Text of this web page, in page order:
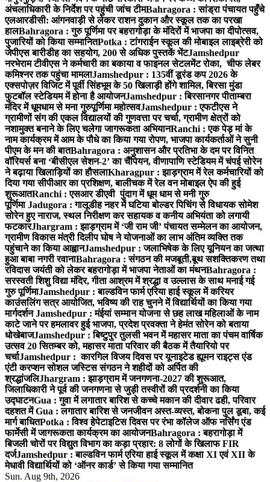
अंचलाधिकारी के निर्देश पर पहुंची जांच टीमBahragora : सांड्रा पंचायत पहुँचे
एलआरडीसी: आंगनवाड़ी से लेकर राशन दुकान और स्कूल तक का परखा
हालBahragora : गुरु पूर्णिमा पर बहरागोड़ा के मंदिरों में भाजपा का दीपोत्सव,
पुजारियों को किया सम्मानितPotka : टांगराईन स्कूल की मोबाइल लाइब्रेरी को
जेपीएस बारीडीह का सहयोग, 200 से अधिक पुस्तकें भेंटJamshedpur
नरभेराम टीवीएस ने कर्मचारी का बकाया व फाइनल सेटलमेंट रोका, चीफ लेबर
कमिश्नर तक पहुंचा मामलाJamshedpur : 135वीं डूरंड कप 2026 के
एक्सपोज़र विजिट में पूर्वी सिंहभूम के 50 खिलाड़ी होंगे शामिल, बिरसा मुंडा
फुटबॉल स्टेडियम में होना है आयोजनJamshedpur : बिरसानगर पीताम्बरा
मंदिर में धूमधाम से मना गुरुपूर्णिमा महोत्सवJamshedpur : एफटीएस ने
ग्रामीणों संग की एकल विद्यालयों की गुणवत्ता पर चर्चा, ग्रामीण क्षेत्रों को
नशामुक्त बनाने के लिए चलेगा जागरूकता अभियानRanchi : एक पेड़ मां के
नाम कार्यक्रम में आम के पौधे का किया गया रोपण, भाजपा कार्यकर्ताओं ने सुनी
पीएम के मन की बातBahragora : अनुशासन और प्रतिभा के दम पर विनित
वॉरियर्स बना ‘बीसीएल सेशन-2’ का चैंपियन, वीणापाणि स्टेडियम में चंपई सोरेन
ने बढ़ाया खिलाड़ियों का हौसलाKharagpur : झाड़ग्राम में रेल कर्मचारियों को
दिया गया सीपीआर का प्रशिक्षण, बालीचक में रेल वन मोबाइल ऐप की हुई
शुरूआतRanchi : एसआर डीएवी पुंदाग में धूम धाम से मनी गुरु
पूर्णिमाJadugora : गालूडीह नहर में घटिया बोल्डर पिचिंग से विधायक सोमेश
सोरेन हुए नाराज, स्थल निरीक्षण कर सहायक व कनीय अभियंता को लगायी
फटकारJhargram : झाड़ग्राम में ‘जी राम जी’ पंचायत सम्मेलन का आयोजन,
ग्रामीण विकास मंत्री दिलीप घोष ने योजनाओं का लाभ अंतिम व्यक्ति तक
पहुंचाने का किया आह्वानJamshedpur : जलाभिषेक के लिए यूनियन का जत्था
हुआ बाबा नगरी रवानाBahragora : संगठन की मजबूती,बूथ सशक्तिकरण तथा
रविदास जयंती को लेकर बहरागोड़ा में भाजपा नेताओं का मंथनBahragora :
सरस्वती शिशु विद्या मंदिर, गीता आश्रम में श्रद्धा व उल्लास के साथ मनाई गई
गुरु पूर्णिमाJamshedpur : बाल्डविन फार्म एरिया हाई स्कूल में करियर
काउंसलिंग सत्र आयोजित, भविष्य की राह चुनने में विद्यार्थियों का किया गया
मार्गदर्शनJamshedpur : मंईयां सम्मान योजना से छह लाख महिलाओं के नाम
काटे जाने पर हमलावर हुई भाजपा, प्रदेश प्रवक्ता ने हेमंत सोरेन को बताया
धोखेबाजJamshedpur : बिष्टुपुर तुलसी भवन में महासर माता का पंचम वार्षिक
उत्सव 20 सितम्बर को, महासर माता परिवार की बैठक में तैयारियो पर
चर्चाJamshedpur : कारगिल विजय दिवस पर यूनाइटेड ह्यूमन राइट्स एंड
एंटी करप्शन सोशल जस्टिस संगठन ने शहीदों को अर्पित की
श्रद्धांजलिJhargram : झाड़ग्राम में जनगणना-2027 की शुरूआत,
जिलाधिकारी ने पूर्व की जनगणना से जुड़ी तस्वीरों की प्रदर्शनी का किया
उद्घाटनGua : गुवा में लगातार बारिश से कच्चे मकान की दीवार ढही, परिवार
दहशत मेंGua : लगातार बारिश से जनजीवन अस्त-व्यस्त, बोकना पुल डूबा, कई
मार्ग बाधितPotka : विश्व हेपेटाइटिस दिवस पर रंभा कॉलेज ऑफ नर्सिंग एंड
फार्मेसी में जागरूकता कार्यक्रम का आयोजनBahragora : बहरागोड़ा में
बिजली चोरों पर विद्युत विभाग का कड़ा प्रहार: 8 लोगों के खिलाफ FIR
दर्जJamshedpur : बाल्डविन फार्म एरिया हाई स्कूल में कक्षा XI एवं XII के
मेधावी विद्यार्थियों को ‘ऑनर कार्ड’ से किया गया सम्मानित
Sun. Aug 9th, 2026